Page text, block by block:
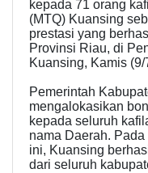
kepada 71 orang
(MTQ) Kuansing
prestasi yang
Provinsi Riau, di
Kuansing, Kamis
Pemerintah
mengalokasikan
kepada seluruh
nama Daerah.
ini, Kuansing
dari seluruh